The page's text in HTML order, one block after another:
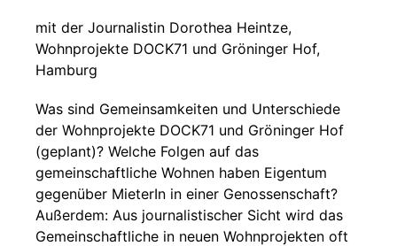
mit der Journalistin Dorothea Heintze,
Wohnprojekte DOCK71 und Gröninger Hof,
Hamburg
Was sind Gemeinsamkeiten und Unterschiede
der Wohnprojekte DOCK71 und Gröninger Hof
(geplant)? Welche Folgen auf das
gemeinschaftliche Wohnen haben Eigentum
gegenüber MieterIn in einer Genossenschaft?
Außerdem: Aus journalistischer Sicht wird das
Gemeinschaftliche in neuen Wohnprojekten oft